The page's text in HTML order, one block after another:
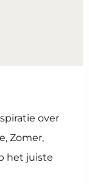
over
Zomer,
het juiste